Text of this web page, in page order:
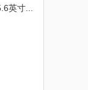
英寸...